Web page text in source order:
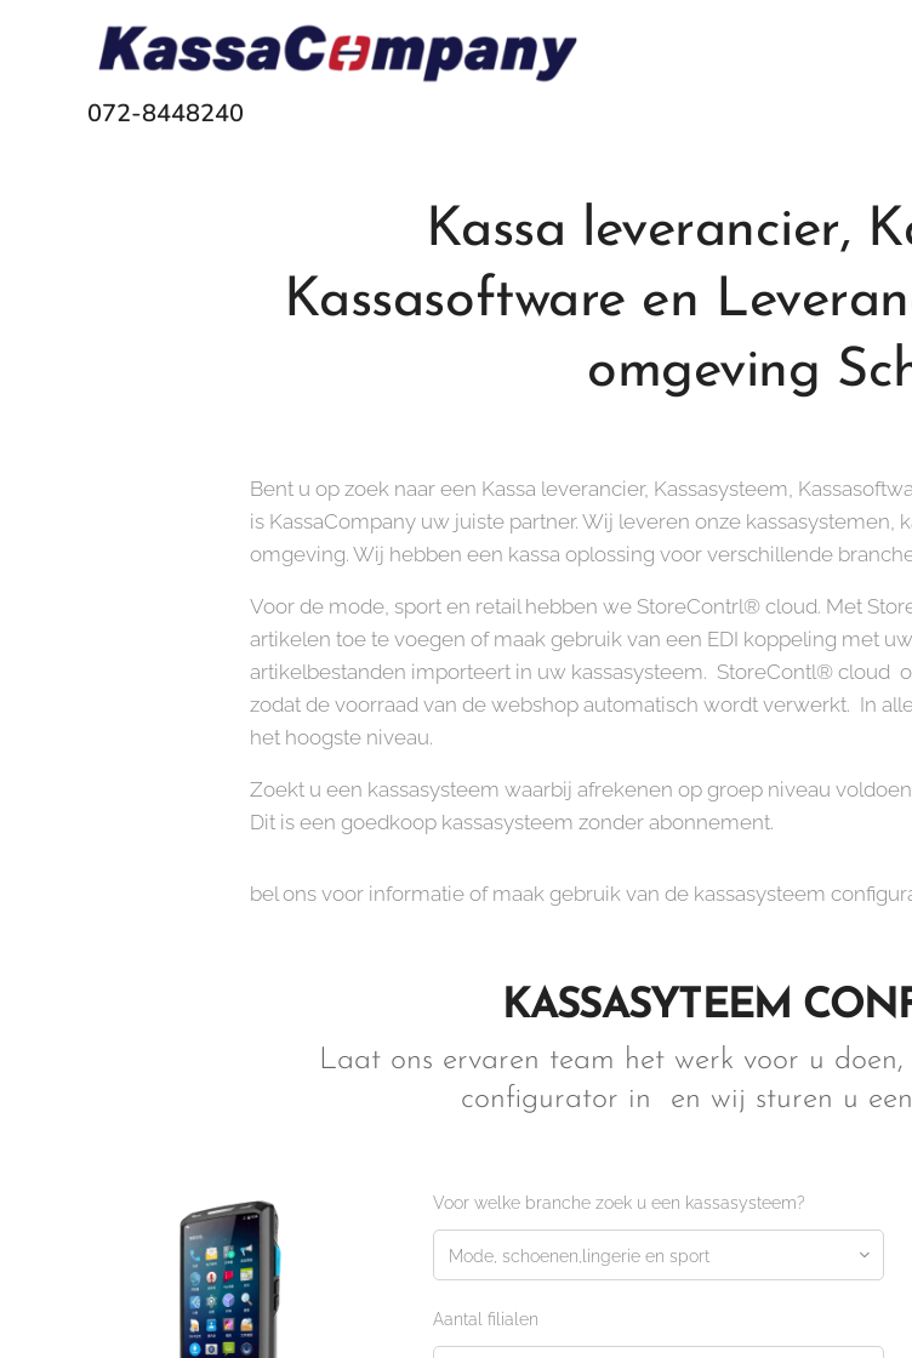
072-8448240
Kassa leverancier,
Kassasoftware en
omgeving
Bent u op zoek naar een Kassa leverancier, Kassasysteem,
is KassaCompany uw juiste partner. Wij leveren onze kassasystemen,
omgeving. Wij hebben een kassa oplossing voor verschillende
Voor de mode, sport en retail hebben we StoreContrl® cloud. Met
artikelen toe te voegen of maak gebruik van een EDI koppeling met
artikelbestanden importeert in uw kassasysteem. StoreContl® cloud
zodat de voorraad van de webshop automatisch wordt verwerkt. In
het hoogste niveau.
Zoekt u een kassasysteem waarbij afrekenen op groep niveau
Dit is een goedkoop kassasysteem zonder abonnement.
bel ons voor informatie of maak gebruik van de kassasysteem
KASSASYTEEM C
Laat ons ervaren team het werk voor u doen,
configurator in en wij sturen u
Voor welke branche zoek u een kassasysteem?
Aantal filialen